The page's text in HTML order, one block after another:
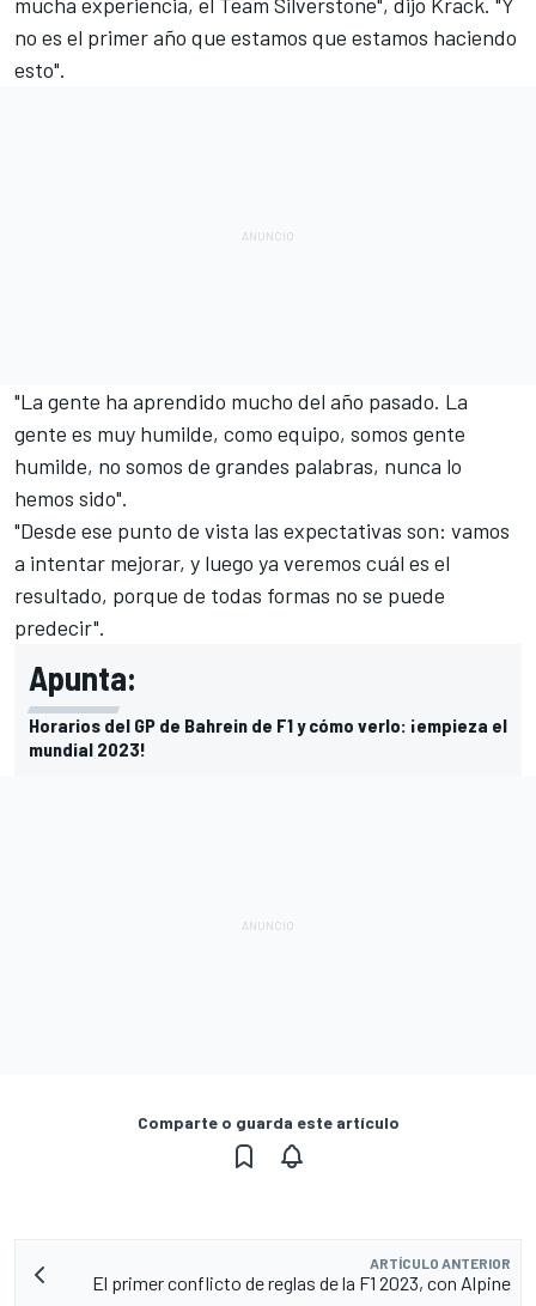
no es el primer año que estamos que estamos haciendo
esto".
"La gente ha aprendido mucho del año pasado. La
gente es muy humilde, como equipo, somos gente
humilde, no somos de grandes palabras, nunca lo
hemos sido".
"Desde ese punto de vista las expectativas son: vamos
a intentar mejorar, y luego ya veremos cuál es el
resultado, porque de todas formas no se puede
predecir".
Apunta:
Horarios del GP de Bahrein de F1 y cómo verlo: ¡empieza el
mundial 2023!
Comparte o guarda este artículo
ARTÍCULO ANTERIOR
El primer conflicto de reglas de la F1 2023, con Alpine